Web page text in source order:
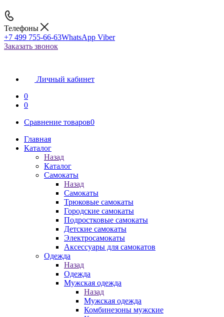
Телефоны
+7 499 755-66-63WhatsApp Viber
Заказать звонок
Личный кабинет
0
0
Сравнение товаров0
Главная
Каталог
Назад
Каталог
Самокаты
Назад
Самокаты
Трюковые самокаты
Городские самокаты
Подростковые самокаты
Детские самокаты
Электросамокаты
Аксессуары для самокатов
Одежда
Назад
Одежда
Мужская одежда
Назад
Мужская одежда
Комбинезоны мужские